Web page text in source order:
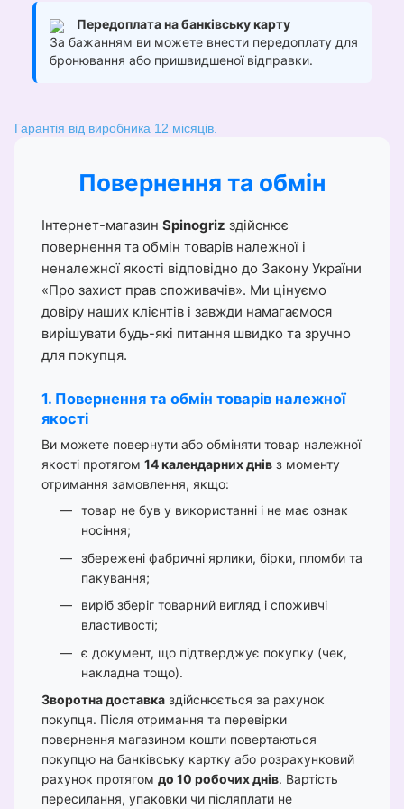
Передоплата на банківську карту
За бажанням ви можете внести передоплату для
бронювання або пришвидшеної відправки.
Гарантія від виробника 12 місяців.
Повернення та обмін
Інтернет-магазин Spinogriz здійснює
повернення та обмін товарів належної і
неналежної якості відповідно до Закону України
«Про захист прав споживачів». Ми цінуємо
довіру наших клієнтів і завжди намагаємося
вирішувати будь-які питання швидко та зручно
для покупця.
1. Повернення та обмін товарів належної
якості
Ви можете повернути або обміняти товар належної
якості протягом 14 календарних днів з моменту
отримання замовлення, якщо:
товар не був у використанні і не має ознак
носіння;
збережені фабричні ярлики, бірки, пломби та
пакування;
виріб зберіг товарний вигляд і споживчі
властивості;
є документ, що підтверджує покупку (чек,
накладна тощо).
Зворотна доставка здійснюється за рахунок
покупця. Після отримання та перевірки
повернення магазином кошти повертаються
покупцю на банківську картку або розрахунковий
рахунок протягом до 10 робочих днів. Вартість
пересилання, упаковки чи післяплати не